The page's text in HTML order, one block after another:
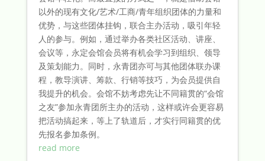
以外的现有文化/艺术/工商/青年组织团体的力量和
优势，与这些团体挂钩，联合主办活动，吸引年轻
人的参与。例如，通过举办各类社区活动、讲座、
会议等，永定会馆会员将有机会学习到组织、领导
及策划能力。同时，永青团亦可与其他团体联办课
程，教导演讲、筹款、行销等技巧，为会员提供自
我提升的机会。会馆不妨考虑先让不同籍贯的“会馆
之友”参加永青团所主办的活动，这样或许会更容易
把活动搞起来，等上了轨道后，才实行同籍贯的优
先报名参加条例。
read more